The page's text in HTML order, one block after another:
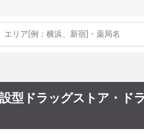
型ドラッグストア・ド